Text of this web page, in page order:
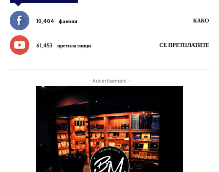
10,404 фанови КАКО
61,453 претплатници СЕ ПРЕТПЛАТИТЕ
- Advertisement -